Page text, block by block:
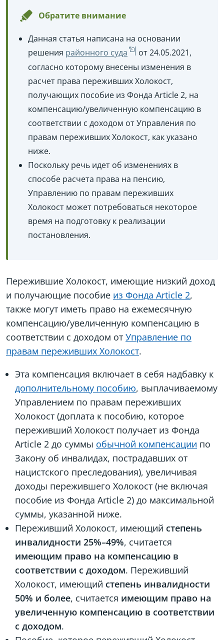
Обратите внимание
Данная статья написана на основании
решения районного суда
от 24.05.2021,
согласно которому внесены изменения в
расчет права переживших Холокост,
получающих пособие из Фонда Article 2, на
компенсацию/увеличенную компенсацию в
соответствии с доходом от Управления по
правам переживших Холокост, как указано
ниже.
Поскольку речь идет об изменениях в
способе расчета права на пенсию,
Управлению по правам переживших
Холокост может потребоваться некоторое
время на подготовку к реализации
постановления.
Пережившие Холокост, имеющие низкий доход
и получающие пособие из Фонда Article 2,
также могут иметь право на ежемесячную
компенсацию/увеличенную компенсацию в
соответствии с доходом отУправление по
правам переживших Холокост.
Эта компенсация включает в себя надбавку к
дополнительному пособию, выплачиваемому
Управлением по правам переживших
Холокост (доплата к пособию, которое
переживший Холокост получает из Фонда
Article 2 до суммы обычной компенсации по
Закону об инвалидах, пострадавших от
нацистского преследования), увеличивая
доходы пережившего Холокост (не включая
пособие из Фонда Article 2) до максимальной
суммы, указанной ниже.
Переживший Холокост, имеющий степень
инвалидности 25%–49%, считается
имеющим право на компенсацию в
соответствии с доходом. Переживший
Холокост, имеющий степень инвалидности
50% и более, считается имеющим право на
увеличенную компенсацию в соответствии
с доходом.